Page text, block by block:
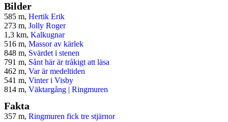
Bilder
585 m, Hertik Erik
273 m, Jolly Roger
1,3 km, Kalkugnar
516 m, Massor av kärlek
848 m, Svärdet i stenen
791 m, Sånt här är tråkigt att läsa
462 m, Var är medeltiden
541 m, Vinter i Visby
814 m, Väktargång | Ringmuren
Fakta
357 m, Ringmuren fick tre stjärnor